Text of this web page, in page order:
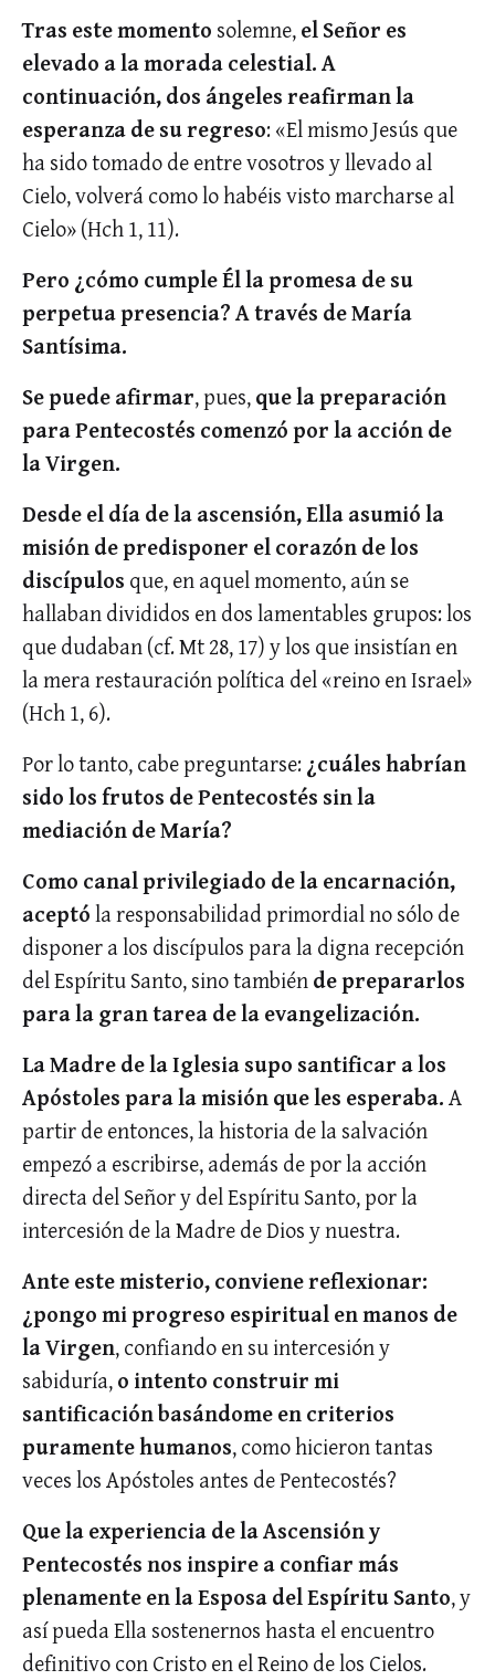
Tras este momento solemne,el Señor es
elevado a la morada celestial. A
continuación, dos ángeles reafirman la
esperanza de su regreso: «El mismo Jesús que
ha sido tomado de entre vosotros y llevado al
Cielo, volverá como lo habéis visto marcharse al
Cielo» (Hch 1, 11).
Pero ¿cómo cumple Él la promesa de su
perpetua presencia? A través de María
Santísima.
Se puede afirmar, pues,que la preparación
para Pentecostés comenzó por la acción de
la Virgen.
Desde el día de la ascensión, Ella asumió la
misión de predisponer el corazón de los
discípulos que, en aquel momento, aún se
hallaban divididos en dos lamentables grupos: los
que dudaban (cf. Mt 28, 17) y los que insistían en
la mera restauración política del «reino en Israel»
(Hch 1, 6).
Por lo tanto, cabe preguntarse:¿cuáles habrían
sido los frutos de Pentecostés sin la
mediación de María?
Como canal privilegiado de la encarnación,
aceptóla responsabilidad primordial no sólo de
disponer a los discípulos para la digna recepción
del Espíritu Santo, sino tambiénde prepararlos
para la gran tarea de la evangelización.
La Madre de la Iglesia supo santificar a los
Apóstoles para la misión que les esperaba.A
partir de entonces, la historia de la salvación
empezó a escribirse, además de por la acción
directa del Señor y del Espíritu Santo, por la
intercesión de la Madre de Dios y nuestra.
Ante este misterio, conviene reflexionar:
¿pongo mi progreso espiritual en manos de
la Virgen, confiando en su intercesión y
sabiduría,o intento construir mi
santificación basándome en criterios
puramente humanos, como hicieron tantas
veces los Apóstoles antes de Pentecostés?
Que la experiencia de la Ascensión y
Pentecostés nos inspire a confiar más
plenamente en la Esposa del Espíritu Santo, y
así pueda Ella sostenernos hasta el encuentro
definitivo con Cristo en el Reino de los Cielos.